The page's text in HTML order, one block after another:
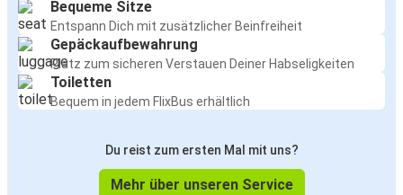
Bequeme Sitze
Entspann Dich mit zusätzlicher Beinfreiheit
Gepäckaufbewahrung
Platz zum sicheren Verstauen Deiner Habseligkeiten
Toiletten
Bequem in jedem FlixBus erhältlich
Du reist zum ersten Mal mit uns?
Mehr über unseren Service